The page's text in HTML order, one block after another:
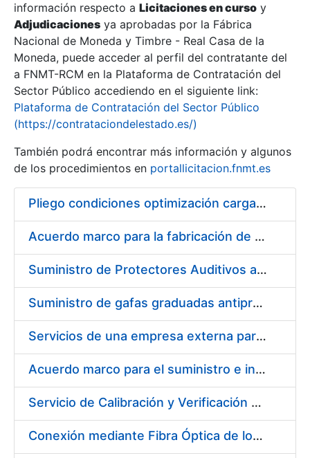
Mostrar/Ocultar
información respecto a Licitaciones en curso y
Adjudicaciones ya aprobadas por la Fábrica
Nacional de Moneda y Timbre - Real Casa de la
Moneda, puede acceder al perfil del contratante del
a FNMT-RCM en la Plataforma de Contratación del
Sector Público accediendo en el siguiente link:
Plataforma de Contratación del Sector Público
(https://contrataciondelestado.es/)
También podrá encontrar más información y algunos
de los procedimientos en portallicitacion.fnmt.es
Pliego condiciones optimización cargas compras firmado
Acuerdo marco para la fabricación de piezas
Suministro de Protectores Auditivos a medida para las personas trabajadoras de los Centros de Trabajo de Madrid y Burgos
Suministro de gafas graduadas antiproyecciones para los trabajadores de la FNMT-RCM en los centros de trabajo de Madrid y Burgos
Servicios de una empresa externa para el asesoramiento y resolución de los recursos de alzada que se presentan relacionados con procesos de selección para la FNMT-RCM
Acuerdo marco para el suministro e instalación de persianas, estores y otros complementos
Servicio de Calibración y Verificación Externa de los Equipos de Medición del Servicio de Prevención de la FNMT-RCM
Conexión mediante Fibra Óptica de los Centros de Proceso de Datos (CPDs) de las sedes de la FNMT-RCM de Burgos y Madrid